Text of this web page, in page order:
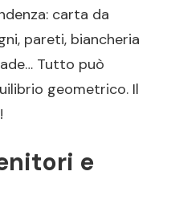
carta da
pareti, biancheria
Tutto può
geometrico. Il
e